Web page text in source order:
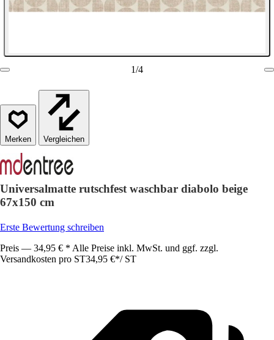
1/4
Vergleichen
Universalmatte rutschfest waschbar diabolo beige
67x150 cm
Erste Bewertung schreiben
Preis — 34,95 € * Alle Preise inkl. MwSt. und ggf. zzgl.
Versandkosten pro ST34,95 €*/ ST